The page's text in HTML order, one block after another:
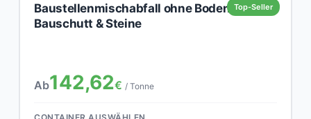
Top-Seller
Baustellenmischabfall ohne Boden,
Bauschutt & Steine
Ab142,62€ / Tonne